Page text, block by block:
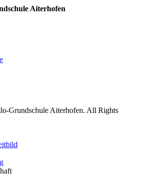
Aiterhofen
Grundschule Aiterhofen. All Rights